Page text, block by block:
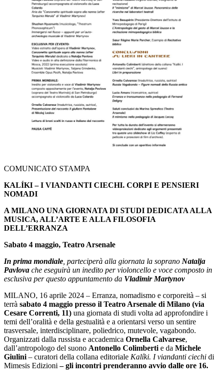
COMUNICATO STAMPA
KALÍKI ‒ I VIANDANTI CIECHI. CORPI E PENSIERI
NOMADI
A MILANO UNA GIORNATA DI STUDI DEDICATA ALLA
MUSICA, ALL’ARTE E ALLA FILOSOFIA
DELL’ERRANZA
Sabato 4 maggio, Teatro Arsenale
In prima mondiale , parteciperà alla giornata la soprano Natalja
Pavlova che eseguirà un inedito per violoncello e voce composto in
esclusiva per questo appuntamento da Vladimir Martynov
MILANO, 16 aprile 2024 ‒ Erranza, nomadismo e corporeità ‒ si
terrà sabato 4 maggio presso il Teatro Arsenale di Milano (via
Cesare Correnti, 11) una giornata di studi volta ad approfondire i
temi dell’oralità e della gestualità e a orientarsi verso un sentire
trasversale, interdisciplinare, poliedrico, mutevole, vagabondo.
Organizzati dalla russista e accademica Ornella Calvarese,
dall’antropologo del suono Antonello Colimberti e da Michele
Giulini ‒ curatori della collana editoriale Kalíki. I viandanti ciechi di
Mimesis Edizioni‒ gli incontri prenderanno avvio dalle ore 16.